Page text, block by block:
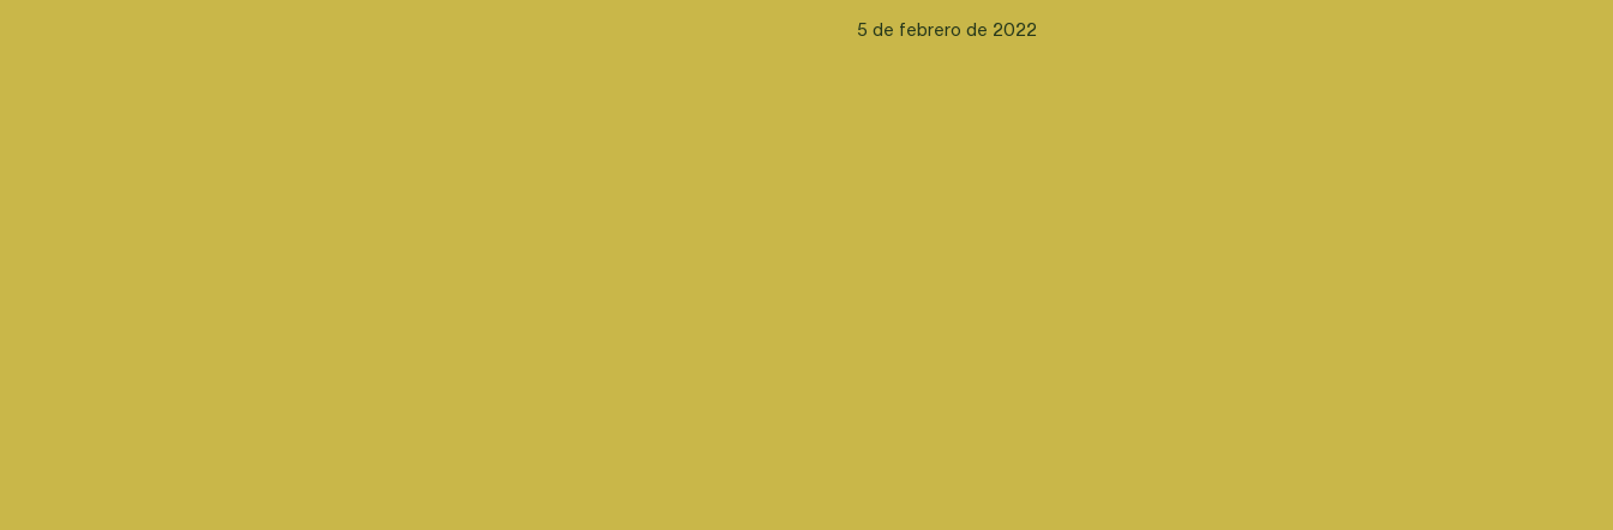
5 de febrero de 2022